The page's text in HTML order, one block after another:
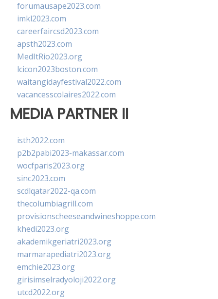
forumausape2023.com
imkl2023.com
careerfaircsd2023.com
apsth2023.com
MedItRio2023.org
lcicon2023boston.com
waitangidayfestival2022.com
vacancesscolaires2022.com
MEDIA PARTNER II
isth2022.com
p2b2pabi2023-makassar.com
wocfparis2023.org
sinc2023.com
scdlqatar2022-qa.com
thecolumbiagrill.com
provisionscheeseandwineshoppe.com
khedi2023.org
akademikgeriatri2023.org
marmarapediatri2023.org
emchie2023.org
girisimselradyoloji2022.org
utcd2022.org